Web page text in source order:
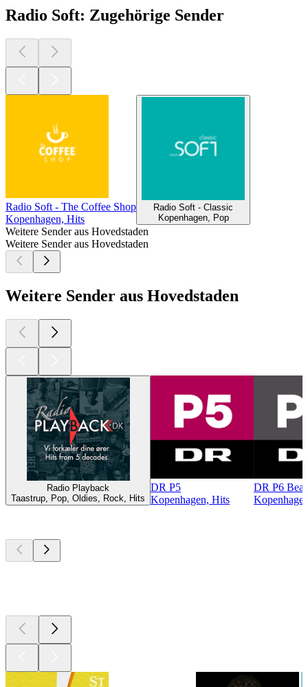
Radio Soft: Zugehörige Sender
Radio Soft - The Coffee Shop
Kopenhagen, Hits
Radio Soft - Classic
Kopenhagen, Pop
Weitere Sender aus Hovedstaden
Weitere Sender aus Hovedstaden
Weitere Sender aus Hovedstaden
Radio Playback
Taastrup, Pop, Oldies, Rock, Hits
DR P5
Kopenhagen, Hits
DR P6 Beat